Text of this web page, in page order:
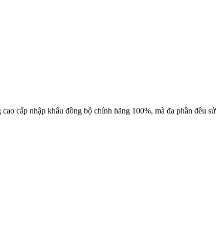
cấp nhập khẩu đồng bộ chính hãng 100%, mà đa phần đều sử